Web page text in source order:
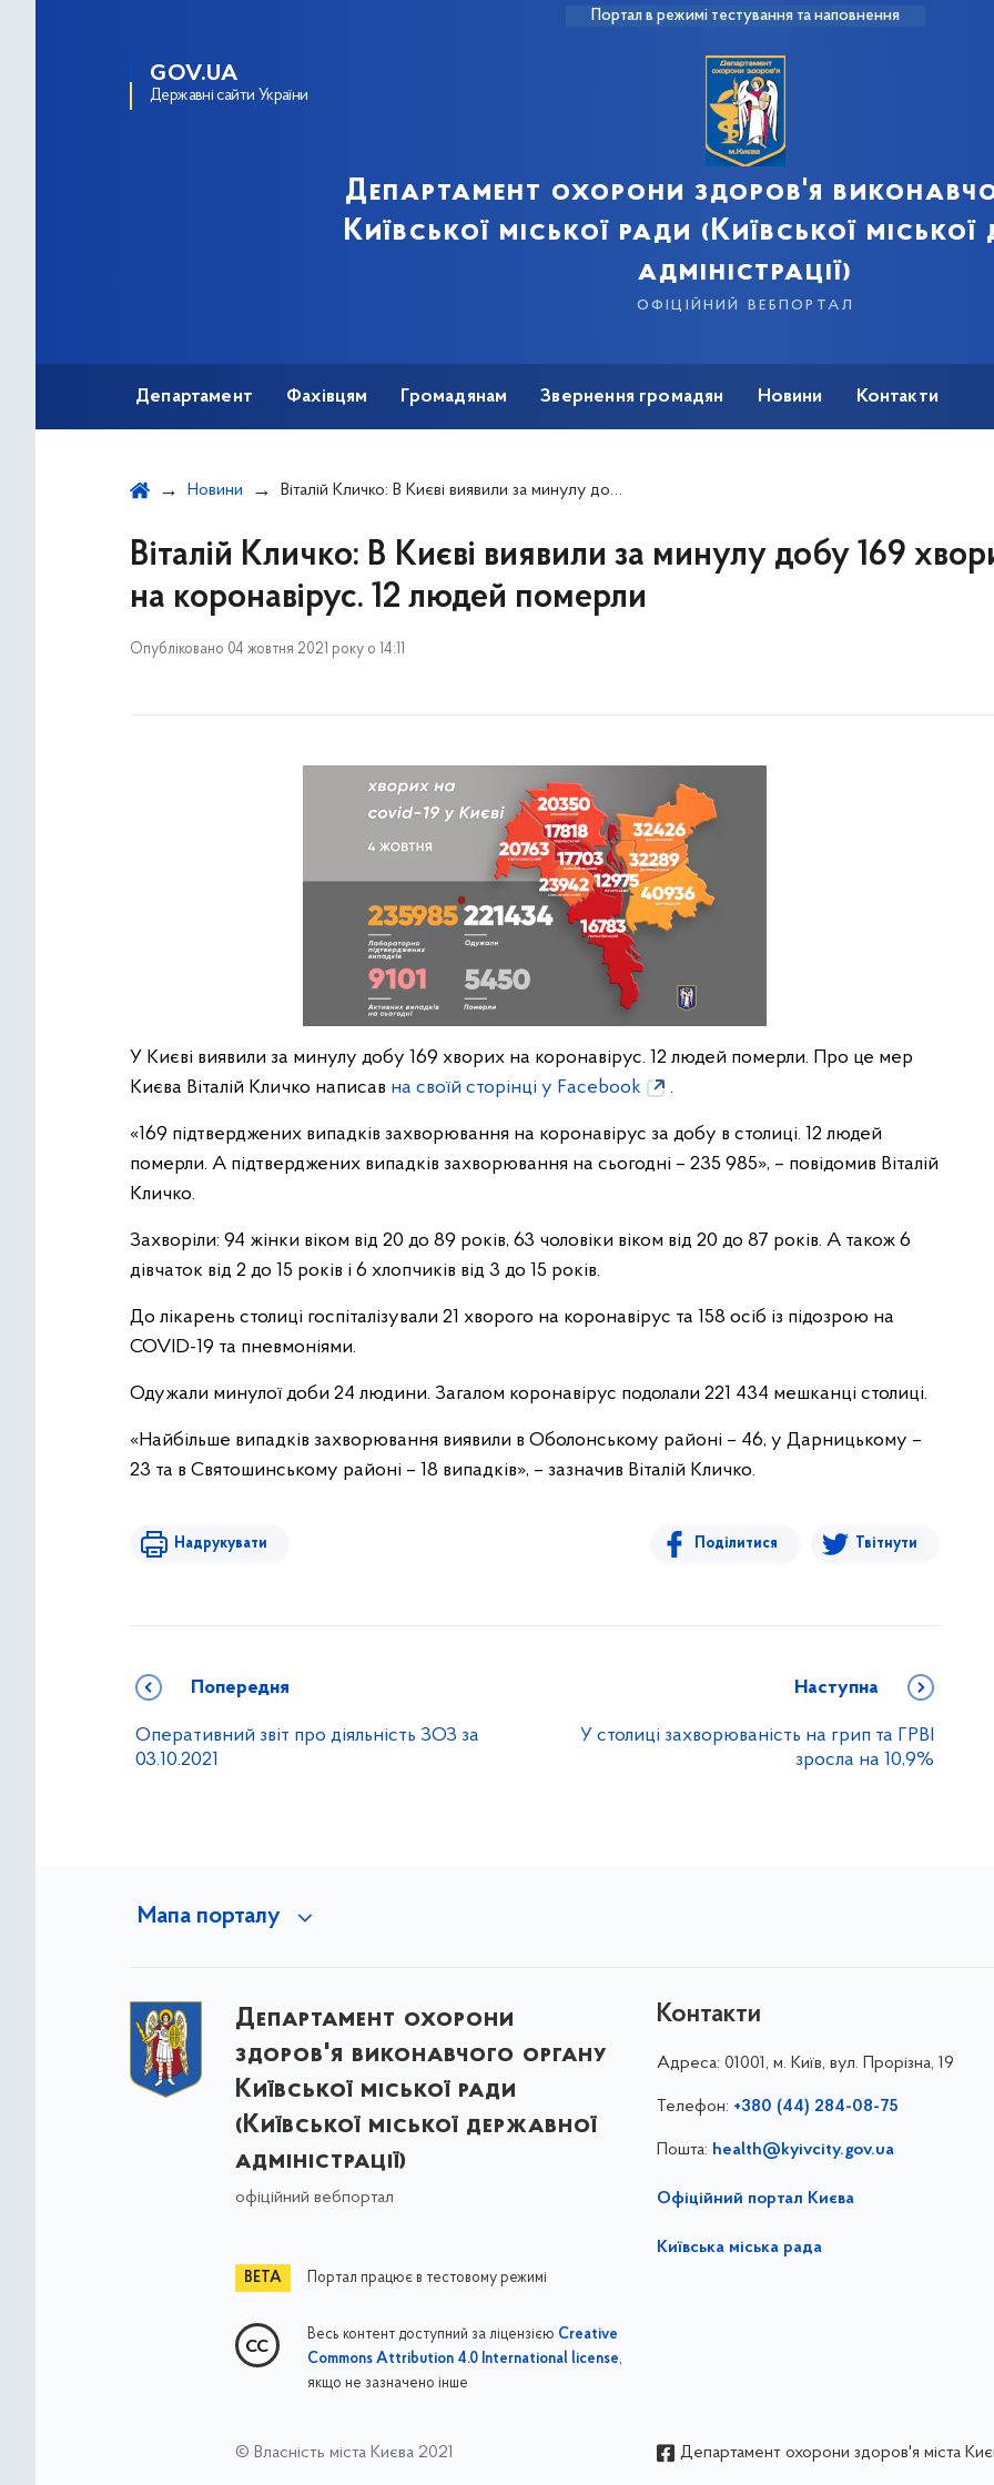
Портал в режимі тестування та наповнення
GOV.UA
Державні сайти України
Департамент охорони здоров'я
Київської міської ради (Київської
адміністрації)
офіційний вебпортал
Департамент Фахівцям Громадянам Звернення громадян Новини Контакти
Новини Віталій Кличко: В Києві виявили за минулу добу 169 хворих на коронавірус. 12 людей померли
Віталій Кличко: В Києві виявили за минулу добу 169
на коронавірус. 12 людей померли
Опубліковано 04 жовтня 2021 року о 14:11
У Києві виявили за минулу добу 169 хворих на коронавірус. 12 людей померли. Про це мер
Києва Віталій Кличко написав на своїй сторінці у Facebook .
«169 підтверджених випадків захворювання на коронавірус за добу в столиці. 12 людей
померли. А підтверджених випадків захворювання на сьогодні – 235 985», – повідомив Віталій
Кличко.
Захворіли: 94 жінки віком від 20 до 89 років, 63 чоловіки віком від 20 до 87 років. А також 6
дівчаток від 2 до 15 років і 6 хлопчиків від 3 до 15 років.
До лікарень столиці госпіталізували 21 хворого на коронавірус та 158 осіб із підозрою на
COVID-19 та пневмоніями.
Одужали минулої доби 24 людини. Загалом коронавірус подолали 221 434 мешканці столиці.
«Найбільше випадків захворювання виявили в Оболонському районі – 46, у Дарницькому –
23 та в Святошинському районі – 18 випадків», – зазначив Віталій Кличко.
Надрукувати Поділитися Твітнути
Попередня
Оперативний звіт про діяльність ЗОЗ за
03.10.2021
Наступна
У столиці захворюваність на грип та ГРВІ
зросла на 10,9%
Мапа порталу
Департамент охорони
здоров'я виконавчого органу
Київської міської ради
(Київської міської державної
адміністрації)
офіційний вебпортал
Портал працює в тестовому режимі
Весь контент доступний за ліцензією Creative
Commons Attribution 4.0 International license,
якщо не зазначено інше
Контакти
Адреса: 01001, м. Київ, вул. Прорізна, 19
Телефон: +380 (44) 284-08-75
Пошта: health@kyivcity.gov.ua
Офіційний портал Києва
Київська міська рада
© Власність міста Києва 2021 Департамент охорони здоров'я міста